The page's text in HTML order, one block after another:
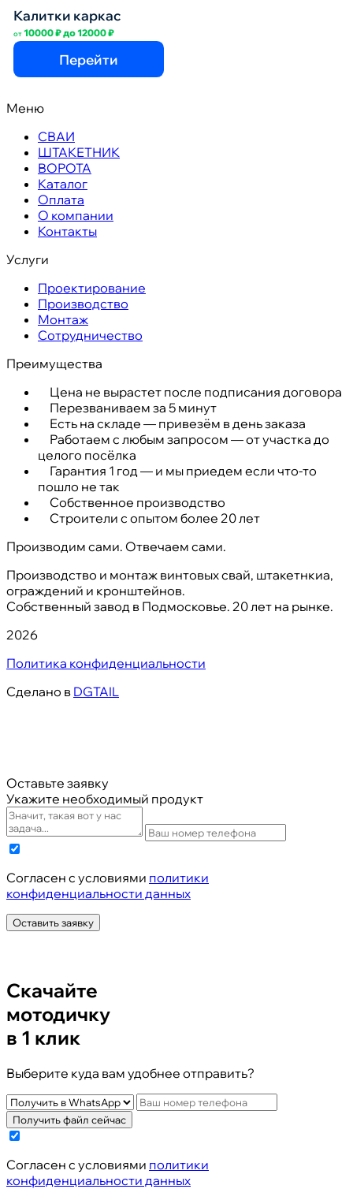
Калитки каркас
от10000₽до12000₽
Перейти
Меню
СВАИ
ШТАКЕТНИК
ВОРОТА
Каталог
Оплата
О компании
Контакты
Услуги
Проектирование
Производство
Монтаж
Сотрудничество
Преимущества
Цена не вырастет после подписания договора
Перезваниваем за 5 минут
Есть на складе — привезём в день заказа
Работаем с любым запросом — от участка до
целого посёлка
Гарантия 1 год — и мы приедем если что-то
пошло не так
Собственное производство
Строители с опытом более 20 лет
Производим сами. Отвечаем сами.
Производство и монтаж винтовых свай, штакетнкиа,
ограждений и кронштейнов.
Собственный завод в Подмосковье. 20 лет на рынке.
2026
Политика конфиденциальности
Сделано в DGTAIL
Оставьте заявку
Укажите необходимый продукт
Cогласен с условиями политики
конфиденциальности данных
Оставить заявку
Скачайте
мотодичку
в 1 клик
Выберите куда вам удобнее отправить?
Получить файл сейчас
Cогласен с условиями политики
конфиденциальности данных